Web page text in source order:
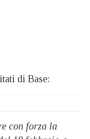
di Base:
con forza la